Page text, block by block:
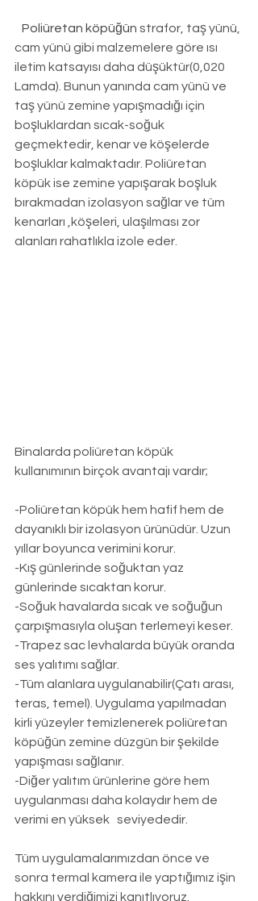
Poliüretan köpüğün strafor, taş yünü,
cam yünü gibi malzemelere göre ısı
iletim katsayısı daha düşüktür(0,020
Lamda). Bunun yanında cam yünü ve
taş yünü zemine yapışmadığı için
boşluklardan sıcak-soğuk
geçmektedir, kenar ve köşelerde
boşluklar kalmaktadır. Poliüretan
köpük ise zemine yapışarak boşluk
bırakmadan izolasyon sağlar ve tüm
kenarları ,köşeleri, ulaşılması zor
alanları rahatlıkla izole eder.
Binalarda poliüretan köpük
kullanımının birçok avantajı vardır;
-Poliüretan köpük hem hafif hem de
dayanıklı bir izolasyon ürünüdür. Uzun
yıllar boyunca verimini korur.
-Kış günlerinde soğuktan yaz
günlerinde sıcaktan korur.
-Soğuk havalarda sıcak ve soğuğun
çarpışmasıyla oluşan terlemeyi keser.
-Trapez sac levhalarda büyük oranda
ses yalıtımı sağlar.
-Tüm alanlara uygulanabilir(Çatı arası,
teras, temel). Uygulama yapılmadan
kirli yüzeyler temizlenerek poliüretan
köpüğün zemine düzgün bir şekilde
yapışması sağlanır.
-Diğer yalıtım ürünlerine göre hem
uygulanması daha kolaydır hem de
verimi en yüksek   seviyededir.
Tüm uygulamalarımızdan önce ve
sonra termal kamera ile yaptığımız işin
hakkını verdiğimizi kanıtlıyoruz.